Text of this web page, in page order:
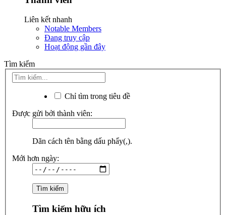
Liên kết nhanh
Notable Members
Đang truy cập
Hoạt động gần đây
Tìm kiếm
Chỉ tìm trong tiêu đề
Được gửi bởi thành viên:
Dãn cách tên bằng dấu phẩy(,).
Mới hơn ngày:
Tìm kiếm hữu ích